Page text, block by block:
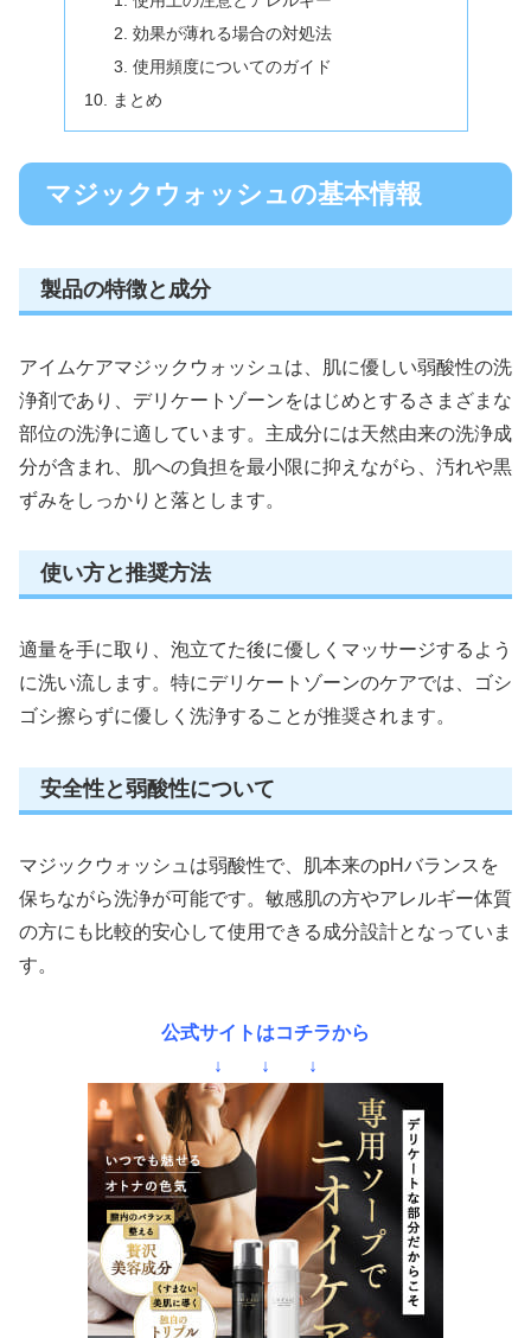
効果が薄れる場合の対処法
使用頻度についてのガイド
まとめ
マジックウォッシュの基本情報
製品の特徴と成分
アイムケアマジックウォッシュは、肌に優しい弱酸性の洗
浄剤であり、デリケートゾーンをはじめとするさまざまな
部位の洗浄に適しています。主成分には天然由来の洗浄成
分が含まれ、肌への負担を最小限に抑えながら、汚れや黒
ずみをしっかりと落とします。
使い方と推奨方法
適量を手に取り、泡立てた後に優しくマッサージするよう
に洗い流します。特にデリケートゾーンのケアでは、ゴシ
ゴシ擦らずに優しく洗浄することが推奨されます。
安全性と弱酸性について
マジックウォッシュは弱酸性で、肌本来のpHバランスを
保ちながら洗浄が可能です。敏感肌の方やアレルギー体質
の方にも比較的安心して使用できる成分設計となっていま
す。
公式サイトはコチラから
↓ ↓ ↓